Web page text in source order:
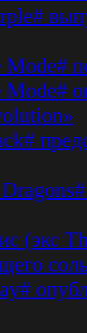
Mode#
Mode#
(экс